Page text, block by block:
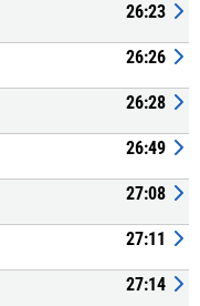
26:23
26:26
26:28
26:49
27:08
27:11
27:14